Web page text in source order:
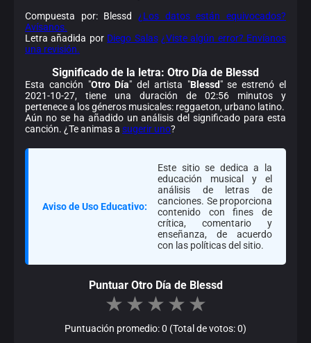
Compuesta por: Blessd ¿Los datos están equivocados?
Avísanos.
Letra añadida por Diego Salas ¿Viste algún error? Envíanos
una revisión.
Significado de la letra: Otro Día de Blessd
Esta canción "Otro Día" del artista "Blessd" se estrenó el
2021-10-27, tiene una duración de 02:56 minutos y
pertenece a los géneros musicales: reggaeton, urbano latino.
Aún no se ha añadido un análisis del significado para esta
canción. ¿Te animas a sugerir uno?
Aviso de Uso Educativo:
Este sitio se dedica a la
educación musical y el
análisis de letras de
canciones. Se proporciona
contenido con fines de
crítica, comentario y
enseñanza, de acuerdo
con las políticas del sitio.
Puntuar Otro Día de Blessd
★ ★ ★ ★ ★
Puntuación promedio: 0 (Total de votos: 0)